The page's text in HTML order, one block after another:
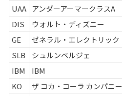
UAA アンダーアーマークラスA
DIS
ウォルト・ディズニー
GE
ゼネラル・エレクトリック
SLB
シュルンベルジェ
IBM
IBM
KO
ザ コカ・コーラ カンパニー